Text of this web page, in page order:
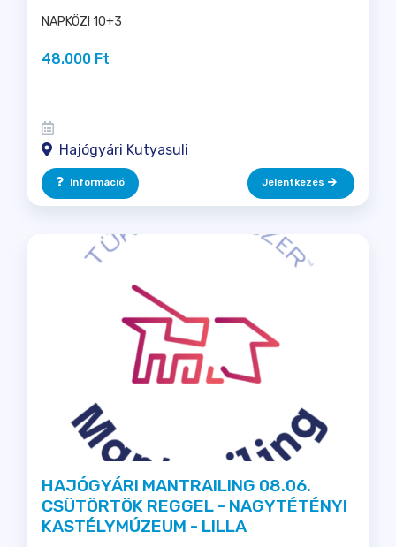
NAPKÖZI 10+3
48.000 Ft
Hajógyári Kutyasuli
Információ Jelentkezés
HAJÓGYÁRI MANTRAILING 08.06.
CSÜTÖRTÖK REGGEL - NAGYTÉTÉNYI
KASTÉLYMÚZEUM - LILLA